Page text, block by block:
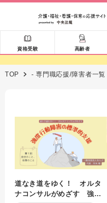
資格受験 高齢者
TOP - 専門職応援/障害者一覧
道なき道をゆく！ オルタ
ナコンサルがめざす 強度